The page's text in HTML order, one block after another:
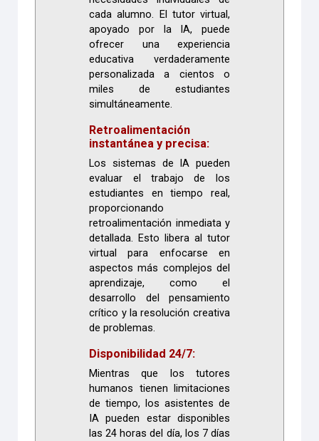
cada alumno. El tutor virtual,
apoyado por la IA, puede
ofrecer una experiencia
educativa verdaderamente
personalizada a cientos o
miles de estudiantes
simultáneamente.
Retroalimentación
instantánea y precisa:
Los sistemas de IA pueden
evaluar el trabajo de los
estudiantes en tiempo real,
proporcionando
retroalimentación inmediata y
detallada. Esto libera al tutor
virtual para enfocarse en
aspectos más complejos del
aprendizaje, como el
desarrollo del pensamiento
crítico y la resolución creativa
de problemas.
Disponibilidad 24/7:
Mientras que los tutores
humanos tienen limitaciones
de tiempo, los asistentes de
IA pueden estar disponibles
las 24 horas del día, los 7 días